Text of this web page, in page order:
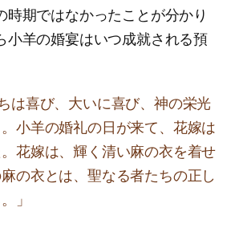
時期ではなかったことが分かり
小羊の婚宴はいつ成就される預
は喜び、大いに喜び、神の栄光
小羊の婚礼の日が来て、花嫁は
花嫁は、輝く清い麻の衣を着せ
の衣とは、聖なる者たちの正し
」